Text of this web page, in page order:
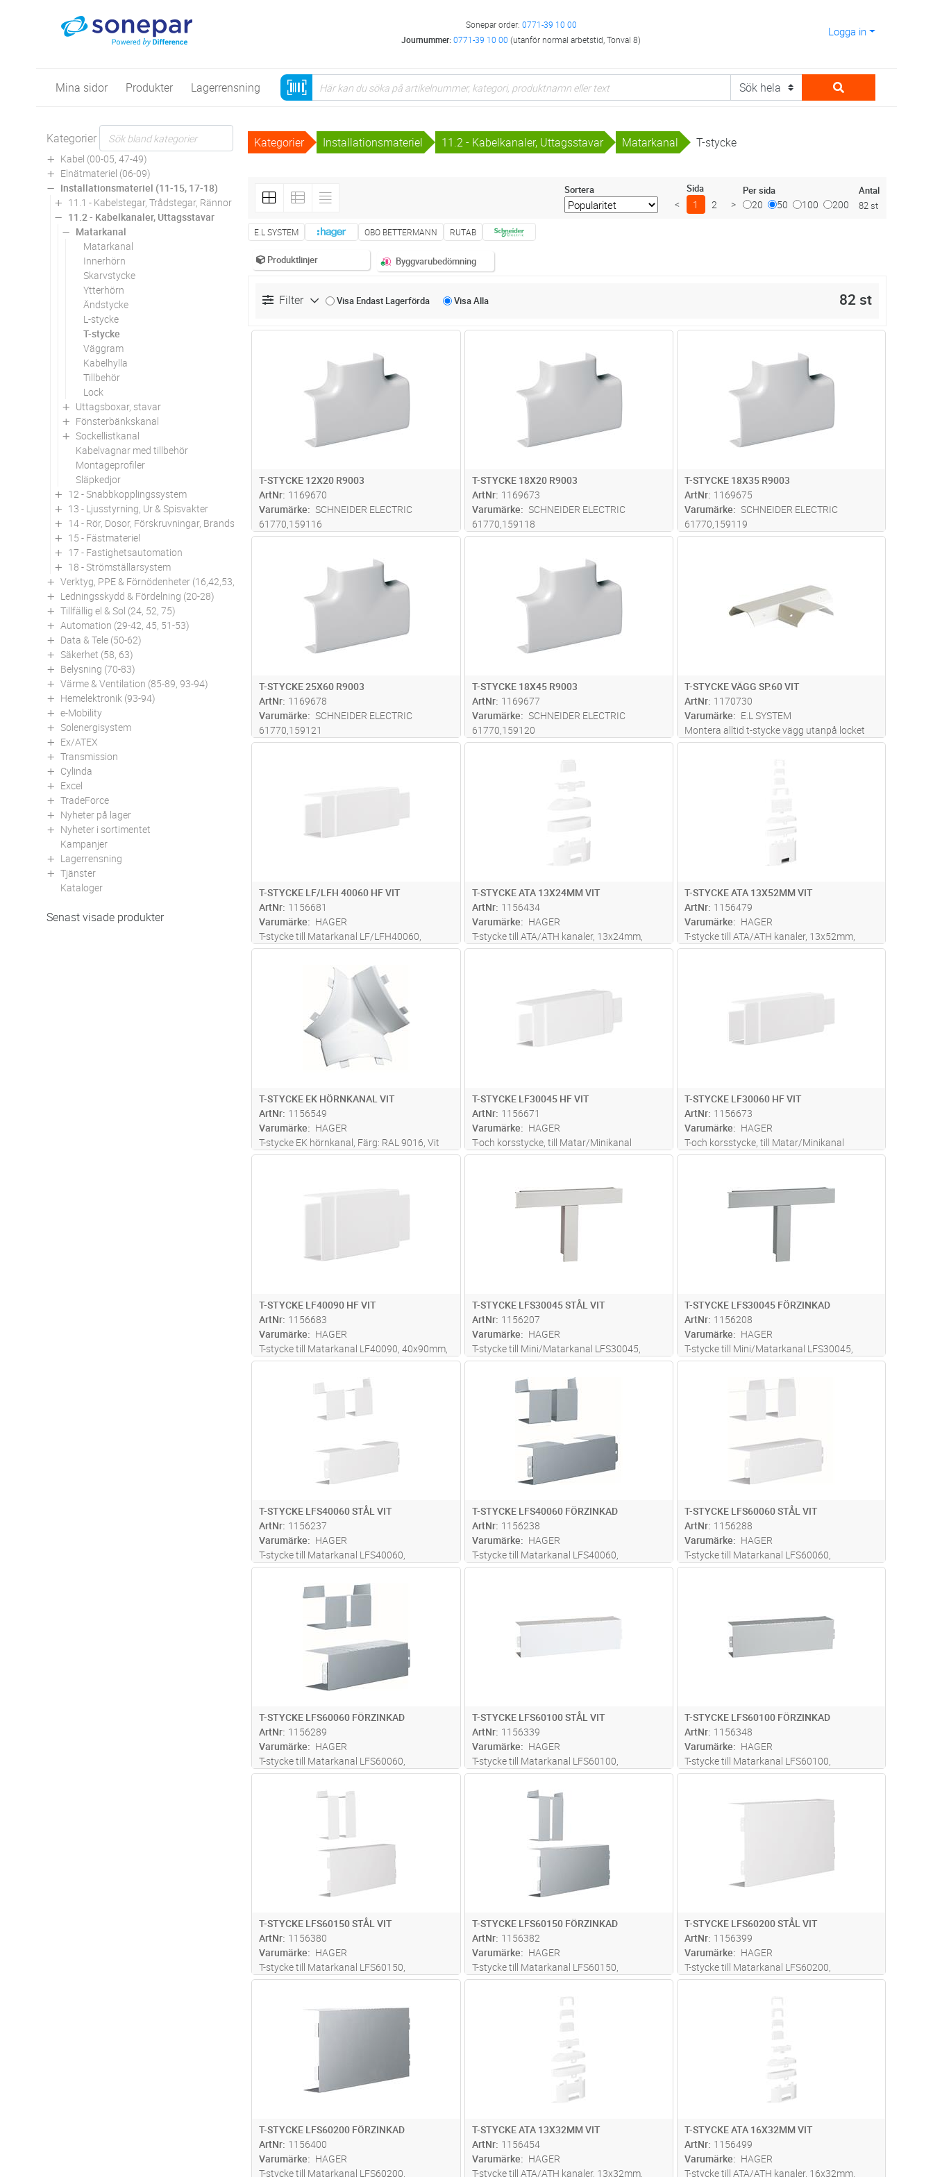
Sonepar order: 0771-39 10 00
Journummer:0771-39 10 00 (utanför normal arbetstid, Tonval 8)
Logga in
Mina sidor Produkter Lagerrensning
Kategorier
Kabel (00-05, 47-49)
Elnätmateriel (06-09)
Installationsmateriel (11-15, 17-18)
11.1 - Kabelstegar, Trådstegar, Rännor
11.2 - Kabelkanaler, Uttagsstavar
Matarkanal
Matarkanal
Innerhörn
Skarvstycke
Ytterhörn
Ändstycke
L-stycke
T-stycke
Väggram
Kabelhylla
Tillbehör
Lock
Uttagsboxar, stavar
Fönsterbänkskanal
Sockellistkanal
Kabelvagnar med tillbehör
Montageprofiler
Släpkedjor
12 - Snabbkopplingssystem
13 - Ljusstyrning, Ur & Spisvakter
14 - Rör, Dosor, Förskruvningar, Brandskydd
15 - Fästmateriel
17 - Fastighetsautomation
18 - Strömställarsystem
Verktyg, PPE & Förnödenheter (16,42,53,94)
Ledningsskydd & Fördelning (20-28)
Tillfällig el & Sol (24, 52, 75)
Automation (29-42, 45, 51-53)
Data & Tele (50-62)
Säkerhet (58, 63)
Belysning (70-83)
Värme & Ventilation (85-89, 93-94)
Hemelektronik (93-94)
e-Mobility
Solenergisystem
Ex/ATEX
Transmission
Cylinda
Excel
TradeForce
Nyheter på lager
Nyheter i sortimentet
Kampanjer
Lagerrensning
Tjänster
Kataloger
Senast visade produkter
Kategorier Installationsmateriel 11.2 - Kabelkanaler, Uttagsstavar Matarkanal T-stycke
Sortera Sida
< 1 2 >
Per sida
20 50 100 200
Antal
82 st
E.L SYSTEM OBO BETTERMANN RUTAB
Produktlinjer Byggvarubedömning
Filter Visa Endast Lagerförda VisaAlla 82 st
T-STYCKE 12X20 R9003
ArtNr 1169670
Varumärke
SCHNEIDER ELECTRIC
61770,159116
T-STYCKE 18X20 R9003
ArtNr 1169673
Varumärke
SCHNEIDER ELECTRIC
61770,159118
T-STYCKE 18X35 R9003
ArtNr 1169675
Varumärke
SCHNEIDER ELECTRIC
61770,159119
T-STYCKE 25X60 R9003
ArtNr 1169678
Varumärke
SCHNEIDER ELECTRIC
61770,159121
T-STYCKE 18X45 R9003
ArtNr 1169677
Varumärke
SCHNEIDER ELECTRIC
61770,159120
T-STYCKE VÄGG SP.60 VIT
ArtNr 1170730
Varumärke
E.L SYSTEM
Montera alltid t-stycke vägg utanpå locket
och fäst med 4 st popnitar E-nr 15 332 70.T-
T-STYCKE LF/LFH 40060 HF VIT
ArtNr 1156681
Varumärke
HAGER
T-stycke till Matarkanal LF/LFH40060,
40x60mm, Halogenfri, RAL 9016 Vit
T-STYCKE ATA 13X24MM VIT
ArtNr 1156434
Varumärke
HAGER
T-stycke till ATA/ATH kanaler, 13x24mm,
PC/ABS halogenfritt material, 4 utgångar.
T-STYCKE ATA 13X52MM VIT
ArtNr 1156479
Varumärke
HAGER
T-stycke till ATA/ATH kanaler, 13x52mm,
PC/ABS halogenfritt material, 4 utgångar,
T-STYCKE EK HÖRNKANAL VIT
ArtNr 1156549
Varumärke
HAGER
T-stycke EK hörnkanal, Färg: RAL 9016, Vit
T-STYCKE LF30045 HF VIT
ArtNr 1156671
Varumärke
HAGER
T-och korsstycke, till Matar/Minikanal
LF30045, Halogenfri, RAL 9016 Vit
T-STYCKE LF30060 HF VIT
ArtNr 1156673
Varumärke
HAGER
T-och korsstycke, till Matar/Minikanal
LF30060, Halogenfri, RAL 9016 Vit
T-STYCKE LF40090 HF VIT
ArtNr 1156683
Varumärke
HAGER
T-stycke till Matarkanal LF40090, 40x90mm,
Halogenfri, RAL 9016 Vit
T-STYCKE LFS30045 STÅL VIT
ArtNr 1156207
Varumärke
HAGER
T-stycke till Mini/Matarkanal LFS30045,
30x45mm, stål, RAL 9016 Vit
T-STYCKE LFS30045 FÖRZINKAD
ArtNr 1156208
Varumärke
HAGER
T-stycke till Mini/Matarkanal LFS30045,
30x45mm, stål, förzinkad
T-STYCKE LFS40060 STÅL VIT
ArtNr 1156237
Varumärke
HAGER
T-stycke till Matarkanal LFS40060,
40x60mm, stål, RAL 9016 Vit
ST Lägg i kundvagn
T-STYCKE LFS40060 FÖRZINKAD
ArtNr 1156238
Varumärke
HAGER
T-stycke till Matarkanal LFS40060,
40x60mm, stål, RAL 9016 Vit
T-STYCKE LFS60060 STÅL VIT
ArtNr 1156288
Varumärke
HAGER
T-stycke till Matarkanal LFS60060,
60x60mm, stål, RAL 9016 Vit
Lägg i kundvagn
T-STYCKE LFS60060 FÖRZINKAD
ArtNr 1156289
Varumärke
HAGER
T-stycke till Matarkanal LFS60060,
60x60mm, stål, förzinkad
T-STYCKE LFS60100 STÅL VIT
ArtNr 1156339
Varumärke
HAGER
T-stycke till Matarkanal LFS60100,
60x100mm, stål, RAL 9016 Vit
T-STYCKE LFS60100 FÖRZINKAD
ArtNr 1156348
Varumärke
HAGER
T-stycke till Matarkanal LFS60100,
60x100mm, stål, förzinkad
ST
T-STYCKE LFS60150 STÅL VIT
ArtNr 1156380
Varumärke
HAGER
T-stycke till Matarkanal LFS60150,
60x150mm, stål, RAL 9016 Vit
ST
T-STYCKE LFS60150 FÖRZINKAD
ArtNr 1156382
Varumärke
HAGER
T-stycke till Matarkanal LFS60150,
60x150mm, stål, förzinkad
T-STYCKE LFS60200 STÅL VIT
ArtNr 1156399
Varumärke
HAGER
T-stycke till Matarkanal LFS60200,
60x200mm, stål, RAL 9016 Vit
T-STYCKE LFS60200 FÖRZINKAD
ArtNr 1156400
Varumärke
HAGER
T-stycke till Matarkanal LFS60200,
T-STYCKE ATA 13X32MM VIT
ArtNr 1156454
Varumärke
HAGER
T-stycke till ATA/ATH kanaler, 13x32mm,
T-STYCKE ATA 16X32MM VIT
ArtNr 1156499
Varumärke
HAGER
T-stycke till ATA/ATH kanaler, 16x32mm,